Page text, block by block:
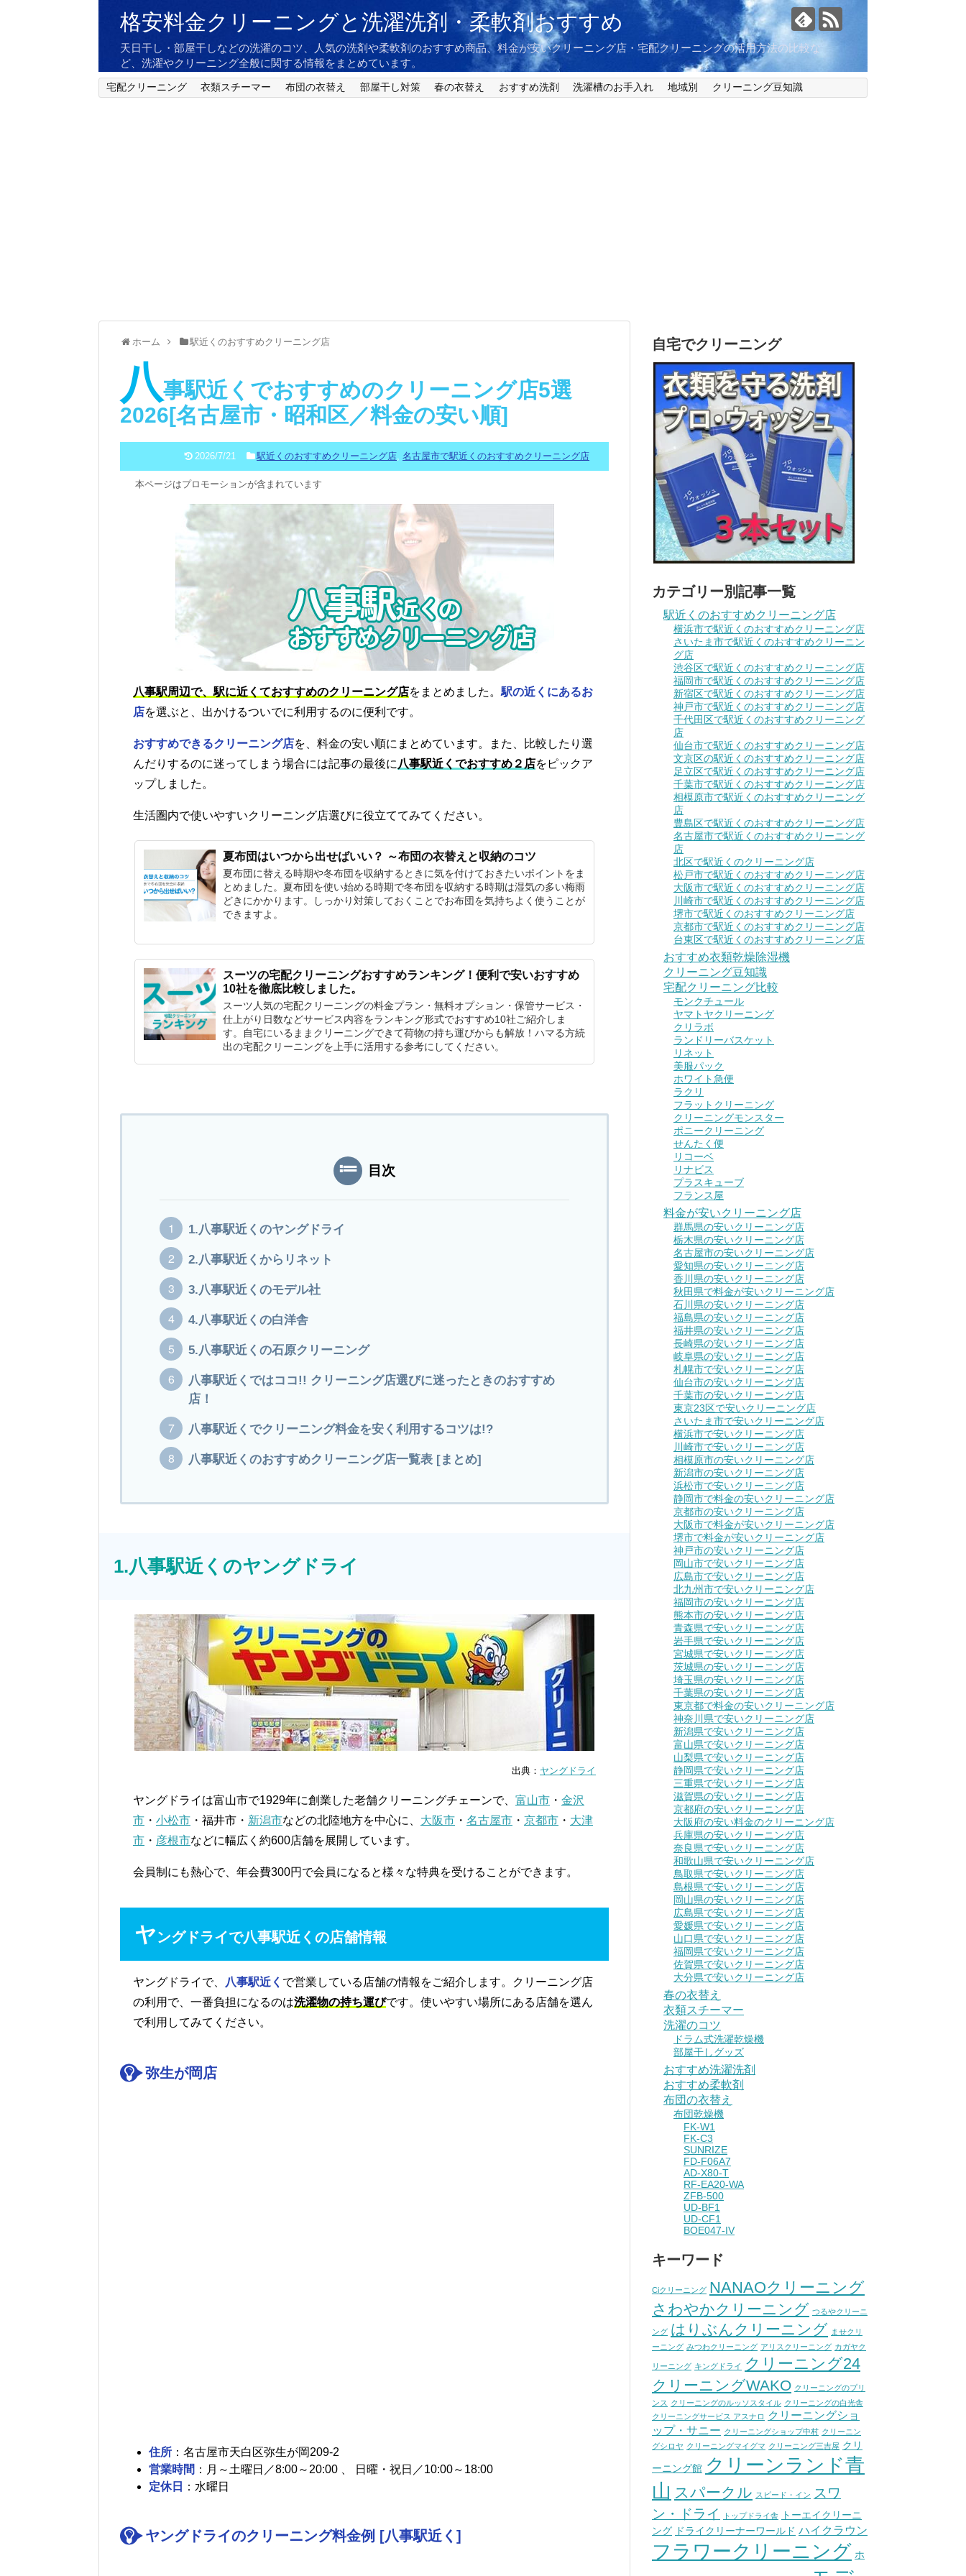
格安料金クリーニングと洗濯洗剤・柔軟剤おすすめ
天日干し・部屋干しなどの洗濯のコツ、人気の洗剤や柔軟剤のおすすめ商品、料金が安いクリーニング店・宅配クリーニングの活用方法の比較な
ど、洗濯やクリーニング全般に関する情報をまとめています。
宅配クリーニング 衣類スチーマー 布団の衣替え 部屋干し対策 春の衣替え おすすめ洗剤 洗濯槽のお手入れ 地域別 クリーニング豆知識
ホーム 駅近くのおすすめクリーニング店
八事駅近くでおすすめのクリーニング店5選
2026[名古屋市・昭和区／料金の安い順]
2026/7/21 駅近くのおすすめクリーニング店,名古屋市で駅近くのおすすめクリーニング店
本ページはプロモーションが含まれています
八事駅周辺で、駅に近くておすすめのクリーニング店をまとめました。 駅の近くにあるお
店を選ぶと、出かけるついでに利用するのに便利です。
おすすめできるクリーニング店を、料金の安い順にまとめています。また、比較したり選
んだりするのに迷ってしまう場合には記事の最後に 八事駅近くでおすすめ２店をピックア
ップしました。
生活圏内で使いやすいクリーニング店選びに役立ててみてください。
夏布団はいつから出せばいい？ ～布団の衣替えと収納のコツ
夏布団に替える時期や冬布団を収納するときに気を付けておきたいポイントをま
とめました。夏布団を使い始める時期で冬布団を収納する時期は湿気の多い梅雨
どきにかかります。しっかり対策しておくことでお布団を気持ちよく使うことが
できますよ。
スーツの宅配クリーニングおすすめランキング！便利で安いおすすめ
10社を徹底比較しました。
スーツ人気の宅配クリーニングの料金プラン・無料オプション・保管サービス・
仕上がり日数などサービス内容をランキング形式でおすすめ10社ご紹介しま
す。自宅にいるままクリーニングできて荷物の持ち運びからも解放！ハマる方続
出の宅配クリーニングを上手に活用する参考にしてください。
目次
1.八事駅近くのヤングドライ
2.八事駅近くからリネット
3.八事駅近くのモデル社
4.八事駅近くの白洋舎
5.八事駅近くの石原クリーニング
八事駅近くではココ!! クリーニング店選びに迷ったときのおすすめ
店！
八事駅近くでクリーニング料金を安く利用するコツは!?
八事駅近くのおすすめクリーニング店一覧表 [まとめ]
1.八事駅近くのヤングドライ
出典： ヤングドライ
ヤングドライは富山市で1929年に創業した老舗クリーニングチェーンで、 富山市 ・ 金沢
市 ・ 小松市 ・福井市・ 新潟市などの北陸地方を中心に、 大阪市 ・ 名古屋市 ・ 京都市 ・ 大津
市 ・ 彦根市などに幅広く約600店舗を展開しています。
会員制にも熱心で、年会費300円で会員になると様々な特典を受けることができます。
ヤングドライで八事駅近くの店舗情報
ヤングドライで、 八事駅近く で営業している店舗の情報をご紹介します。クリーニング店
の利用で、一番負担になるのは洗濯物の持ち運びです。使いやすい場所にある店舗を選ん
で利用してみてください。
弥生が岡店
住所 ：名古屋市天白区弥生が岡209-2
営業時間 ：月～土曜日／8:00～20:00 、 日曜・祝日／10:00～18:00
定休日
：水曜日
ヤングドライのクリーニング料金例 [八事駅近く]
自宅でクリーニング
カテゴリー別記事一覧
駅近くのおすすめクリーニング店
横浜市で駅近くのおすすめクリーニング店
さいたま市で駅近くのおすすめクリーニン
グ店
渋谷区で駅近くのおすすめクリーニング店
福岡市で駅近くのおすすめクリーニング店
新宿区で駅近くのおすすめクリーニング店
神戸市で駅近くのおすすめクリーニング店
千代田区で駅近くのおすすめクリーニング
店
仙台市で駅近くのおすすめクリーニング店
文京区の駅近くのおすすめクリーニング店
足立区で駅近くのおすすめクリーニング店
千葉市で駅近くのおすすめクリーニング店
相模原市で駅近くのおすすめクリーニング
店
豊島区で駅近くのおすすめクリーニング店
名古屋市で駅近くのおすすめクリーニング
店
北区で駅近くのクリーニング店
松戸市で駅近くのおすすめクリーニング店
大阪市で駅近くのおすすめクリーニング店
川崎市で駅近くのおすすめクリーニング店
堺市で駅近くのおすすめクリーニング店
京都市で駅近くのおすすめクリーニング店
台東区で駅近くのおすすめクリーニング店
おすすめ衣類乾燥除湿機
クリーニング豆知識
宅配クリーニング比較
モンクチュール
ヤマトヤクリーニング
クリラボ
ランドリーバスケット
リネット
美服パック
ホワイト急便
ラクリ
フラットクリーニング
クリーニングモンスター
ポニークリーニング
せんたく便
リコーベ
リナビス
プラスキューブ
フランス屋
料金が安いクリーニング店
群馬県の安いクリーニング店
栃木県の安いクリーニング店
名古屋市の安いクリーニング店
愛知県の安いクリーニング店
香川県の安いクリーニング店
秋田県で料金が安いクリーニング店
石川県の安いクリーニング店
福島県の安いクリーニング店
福井県の安いクリーニング店
長崎県の安いクリーニング店
岐阜県の安いクリーニング店
札幌市で安いクリーニング店
仙台市の安いクリーニング店
千葉市の安いクリーニング店
東京23区で安いクリーニング店
さいたま市で安いクリーニング店
横浜市で安いクリーニング店
川崎市で安いクリーニング店
相模原市の安いクリーニング店
新潟市の安いクリーニング店
浜松市で安いクリーニング店
静岡市で料金の安いクリーニング店
京都市の安いクリーニング店
大阪市で料金が安いクリーニング店
堺市で料金が安いクリーニング店
神戸市の安いクリーニング店
岡山市で安いクリーニング店
広島市で安いクリーニング店
北九州市で安いクリーニング店
福岡市の安いクリーニング店
熊本市の安いクリーニング店
青森県で安いクリーニング店
岩手県で安いクリーニング店
宮城県で安いクリーニング店
茨城県の安いクリーニング店
埼玉県の安いクリーニング店
千葉県の安いクリーニング店
東京都で料金の安いクリーニング店
神奈川県で安いクリーニング店
新潟県で安いクリーニング店
富山県で安いクリーニング店
山梨県で安いクリーニング店
静岡県で安いクリーニング店
三重県で安いクリーニング店
滋賀県の安いクリーニング店
京都府の安いクリーニング店
大阪府の安い料金のクリーニング店
兵庫県の安いクリーニング店
奈良県で安いクリーニング店
和歌山県で安いクリーニング店
鳥取県で安いクリーニング店
島根県で安いクリーニング店
岡山県の安いクリーニング店
広島県で安いクリーニング店
愛媛県で安いクリーニング店
山口県で安いクリーニング店
福岡県で安いクリーニング店
佐賀県で安いクリーニング店
大分県で安いクリーニング店
春の衣替え
衣類スチーマー
洗濯のコツ
ドラム式洗濯乾燥機
部屋干しグッズ
おすすめ洗濯洗剤
おすすめ柔軟剤
布団の衣替え
布団乾燥機
FK-W1
FK-C3
SUNRIZE
FD-F06A7
AD-X80-T
RF-EA20-WA
ZFB-500
UD-BF1
UD-CF1
BOE047-IV
キーワード
Ciクリーニング NANAOクリーニング
さわやかクリーニング つるやクリーニ
ング はりぶんクリーニング ませクリ
ーニング みつわクリーニング アリスクリーニング カガヤク
リーニング キングドライ クリーニング24
クリーニングWAKO クリーニングのプリ
ンス クリーニングのルッソスタイル クリーニングの白光舎
クリーニングサービス アスナロ
クリーニングショ
ップ・サニー クリーニングショップ中村 クリーニン
グシロヤ クリーニングマイグマ クリーニング三吉屋 クリ
ーニング館 クリーンランド青
山 スパークル スピード・イン スワ
ン・ドライ
トップドライ舎
トーエイクリーニ
ング ドライクリーナーワールド ハイクラウン
フラワークリーニング ホ